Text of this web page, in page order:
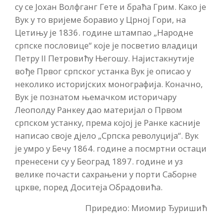
су се Јохан Волфганг Гете и браћа Грим. Како је
Вук у то вријеме боравио у Црној Гори, на
Цетињу је 1836. године штампао „Народне
српске пословице“ које је посветио владици
Петру II Петровићу Његошу. Најистакнутије
вође Првог српског устанка Вук је описао у
неколико историјских монографија. Коначно,
Вук је познатом њемачком историчару
Леополду Ранкеу дао материјал о Првом
српском устанку, према којој је Ранке касније
написао своје дјело „Српска револуција“. Вук
је умро у Бечу 1864. године а посмртни остаци
пренесени су у Београд 1897. године и уз
велике почасти сахрањени у порти Саборне
цркве, поред Доситеја Обрадовића.
Приредио: Миомир Ђуришић